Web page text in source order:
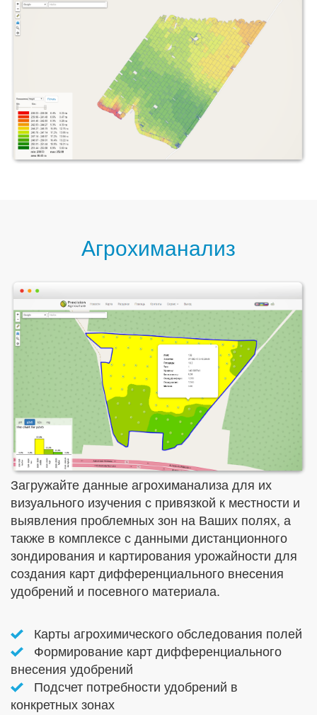
Агрохиманализ
Загружайте данные агрохиманализа для их
визуального изучения с привязкой к местности и
выявления проблемных зон на Ваших полях, а
также в комплексе с данными дистанционного
зондирования и картирования урожайности для
создания карт дифференциального внесения
удобрений и посевного материала.
Карты агрохимического обследования полей
Формирование карт дифференциального
внесения удобрений
Подсчет потребности удобрений в
конкретных зонах